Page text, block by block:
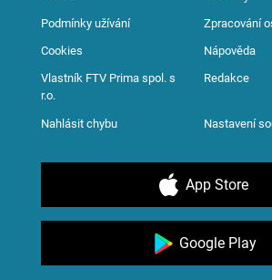
Podmínky užívání Zpracování
Cookies Nápověda
Vlastník FTV Prima spol. s
r.o.
Redakce
Nahlásit chybu Nastavení
App Store
Google Play